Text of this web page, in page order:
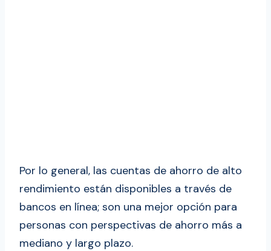
Por lo general, las cuentas de ahorro de alto
rendimiento están disponibles a través de
bancos en línea; son una mejor opción para
personas con perspectivas de ahorro más a
mediano y largo plazo.